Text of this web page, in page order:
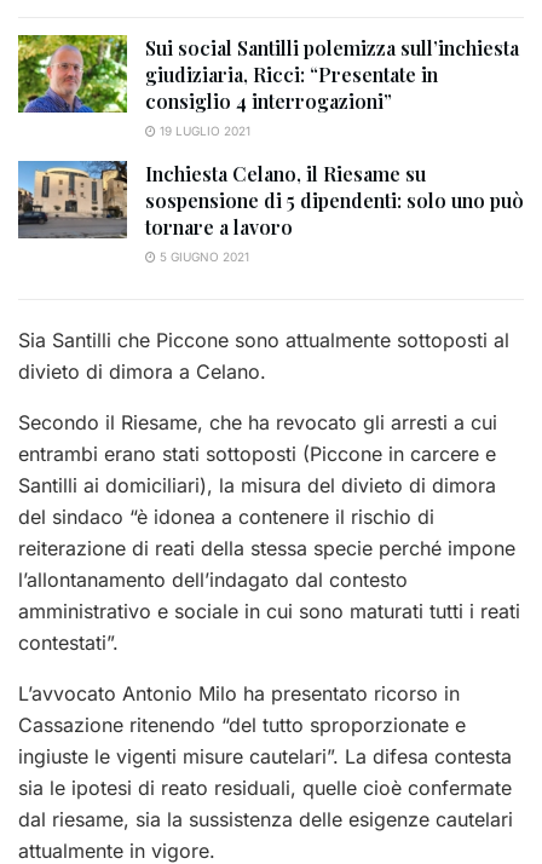
Sui social Santilli polemizza sull’inchiesta
giudiziaria, Ricci: “Presentate in
consiglio 4 interrogazioni”
19 LUGLIO 2021
Inchiesta Celano, il Riesame su
sospensione di 5 dipendenti: solo uno può
tornare a lavoro
5 GIUGNO 2021
Sia Santilli che Piccone sono attualmente sottoposti al
divieto di dimora a Celano.
Secondo il Riesame, che ha revocato gli arresti a cui
entrambi erano stati sottoposti (Piccone in carcere e
Santilli ai domiciliari), la misura del divieto di dimora
del sindaco “è idonea a contenere il rischio di
reiterazione di reati della stessa specie perché impone
l’allontanamento dell’indagato dal contesto
amministrativo e sociale in cui sono maturati tutti i reati
contestati”.
L’avvocato Antonio Milo ha presentato ricorso in
Cassazione ritenendo “del tutto sproporzionate e
ingiuste le vigenti misure cautelari”. La difesa contesta
sia le ipotesi di reato residuali, quelle cioè confermate
dal riesame, sia la sussistenza delle esigenze cautelari
attualmente in vigore.